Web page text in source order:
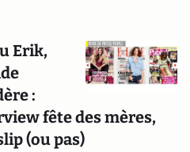
Erik,
:
fête des mères,
(ou pas)